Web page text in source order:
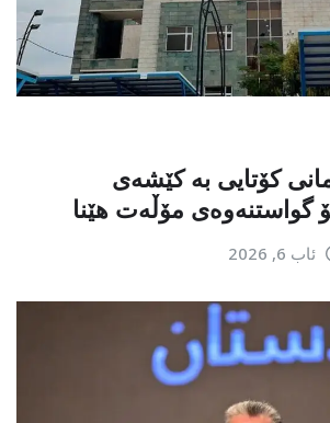
کۆتایی بە کێشەی
گواستنەوەی مۆڵەت هێنا
ئاب 6, 2026